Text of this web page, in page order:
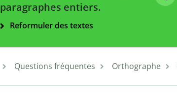
paragraphes entiers.
Reformuler des textes
Questions fréquentes Orthographe